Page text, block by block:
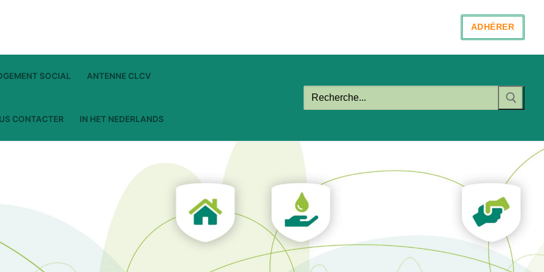
ADHÉRER
SOCIAL ANTENNE CLCV
CONTACTER IN HET NEDERLANDS
Rechercher
: